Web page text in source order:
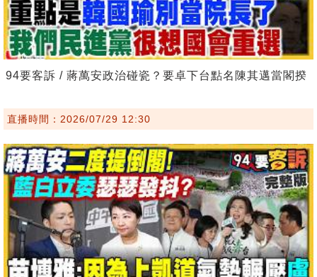
94要客訴 / 蔣萬安政治碰瓷？要卓下台點名陳其邁當閣揆
直播時間：2026/07/29 12:30